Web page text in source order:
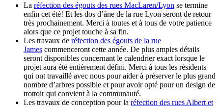
La réfection des égouts des rues MacLaren/Lyon se termine
enfin cet été! Et les dos d’âne de la rue Lyon seront de retour
très prochainement. Merci à toutes et à tous de votre patience
alors que ce projet touche à sa fin.
Les travaux de réfection des égouts de la rue
James commenceront cette année. De plus amples détails
seront disponibles concernant le calendrier exact lorsque le
projet aura été entièrement défini. Merci à tous les résidents
qui ont travaillé avec nous pour aider à préserver le plus grand
nombre d’arbres possible et pour avoir opté pour un design de
trottoir qui convient à la communauté.
Les travaux de conception pour la réfection des rues Albert et